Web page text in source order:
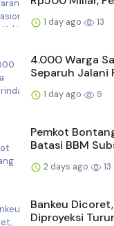
1 day ago 13
4.000 Warga
Separuh Jalani
1 day ago 9
Pemkot
Batasi BBM
2 days ago 13
Bankeu
Diproyeksi